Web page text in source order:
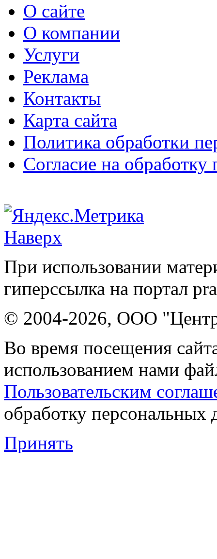
О сайте
О компании
Услуги
Реклама
Контакты
Карта сайта
Политика обработки
Согласие на
Наверх
При использовании
гиперссылка на портал
© 2004-2026, ООО "Центр
Во время посещения
использованием нами
Пользовательским
обработку персональных
Принять